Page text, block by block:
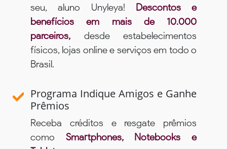
seu, aluno Unyleya! Descontos e
benefícios em mais de 10.000
parceiros, desde estabelecimentos
físicos, lojas online e serviços em todo o
Brasil.
Programa Indique Amigos e Ganhe
Prêmios
Receba créditos e resgate prêmios
como Smartphones, Notebooks e